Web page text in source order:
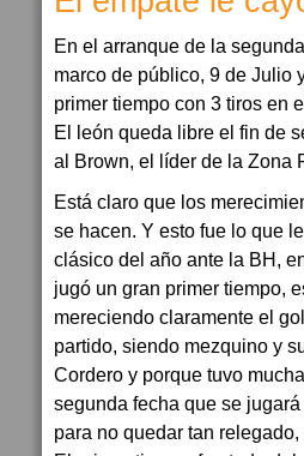
En el arranque de la
marco de público, 9 de Julio
primer tiempo con 3 tiros en
El león queda libre el fin de
al Brown, el líder de la Zona
Está claro que los
se hacen. Y esto fue lo que
clásico del año ante la BH,
jugó un gran primer tiempo,
mereciendo claramente el
partido, siendo mezquino y
Cordero y porque tuvo
segunda fecha que se
para no quedar tan